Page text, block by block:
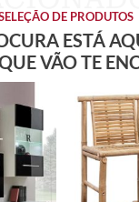
DE PRODUTOS
ESTÁ
VÃO TE